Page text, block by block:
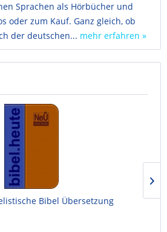
Sprachen als Hörbücher und
oder zum Kauf. Ganz gleich, ob
der deutschen... mehr erfahren »
Bibel Übersetzung